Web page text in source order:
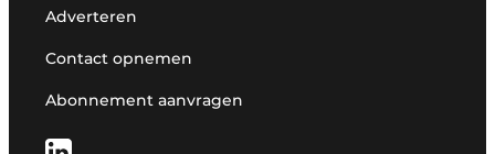
Adverteren
Contact opnemen
Abonnement aanvragen